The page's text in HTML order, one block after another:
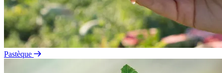
Pastèque